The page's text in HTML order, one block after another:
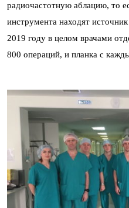
радиочастотную аблацию, то
инструмента находят
2019 году в целом врачами
800 операций, и планка с